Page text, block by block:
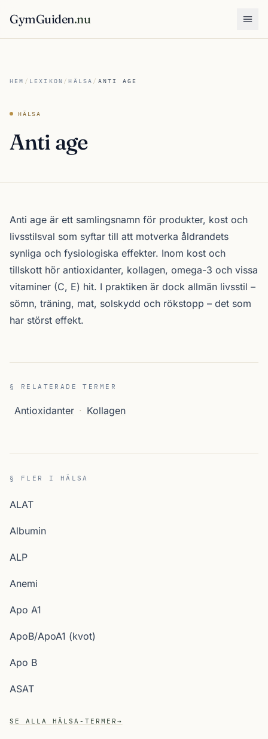
GymGuiden.nu
HEM / LEXIKON /HÄLSA / ANTI AGE
HÄLSA
Anti age
Anti age är ett samlingsnamn för produkter, kost och
livsstilsval som syftar till att motverka åldrandets
synliga och fysiologiska effekter. Inom kost och
tillskott hör antioxidanter, kollagen, omega-3 och vissa
vitaminer (C, E) hit. I praktiken är dock allmän livsstil –
sömn, träning, mat, solskydd och rökstopp – det som
har störst effekt.
§ RELATERADE TERMER
Antioxidanter · Kollagen
§ FLER I HÄLSA
ALAT
Albumin
ALP
Anemi
Apo A1
ApoB/ApoA1 (kvot)
Apo B
ASAT
SE ALLA HÄLSA-TERMER →